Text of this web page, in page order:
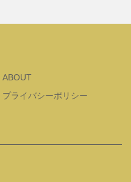
ABOUT
プライバシーポリシー